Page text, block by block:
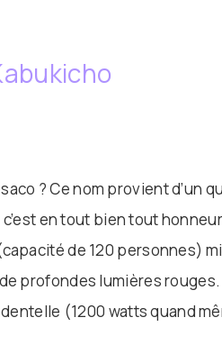
? Ce nom provient d’un
c’est en tout bien tout
de 120 personnes)
profondes lumières
(1200 watts quand